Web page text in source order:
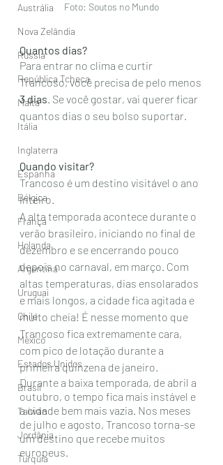
Austrália
Nova Zelândia
Rússia
República Tcheca
Malta
Itália
Inglaterra
Espanha
Bélgica
França
Holanda
Argentina
Uruguai
Chile
México
Estados Unidos
Brasil
Taiwan
Jordânia
Turquia
Foto: Soutos no Mundo
Quantos dias?
Para entrar no clima e curtir
Trancoso, você precisa de pelo menos
3 dias. Se você gostar, vai querer ficar
quantos dias o seu bolso suportar.
Quando visitar?
Trancoso é um destino visitável o ano
inteiro.
A alta temporada acontece durante o
verão brasileiro, iniciando no final de
dezembro e se encerrando pouco
depois no carnaval, em março. Com
altas temperaturas, dias ensolarados
e mais longos, a cidade fica agitada e
muito cheia! É nesse momento que
Trancoso fica extremamente cara,
com pico de lotação durante a
primeira quinzena de janeiro.
Durante a baixa temporada, de abril a
outubro, o tempo fica mais instável e
a cidade bem mais vazia. Nos meses
de julho e agosto, Trancoso torna-se
um destino que recebe muitos
europeus.